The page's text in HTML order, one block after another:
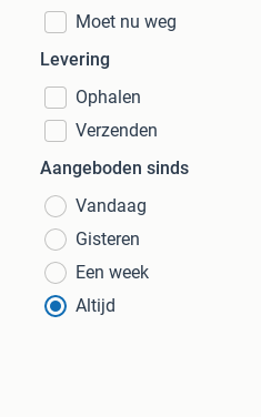
Moet nu weg
Levering
Ophalen
Verzenden
Aangeboden sinds
Vandaag
Gisteren
Een week
Altijd